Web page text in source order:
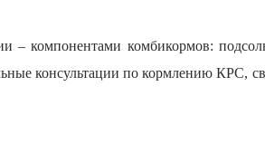
– компонентами комбикормов:
консультации по кормлению КРС,